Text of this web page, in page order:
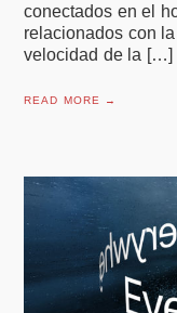
conectados en el
relacionados con
velocidad de la […]
READ MORE →